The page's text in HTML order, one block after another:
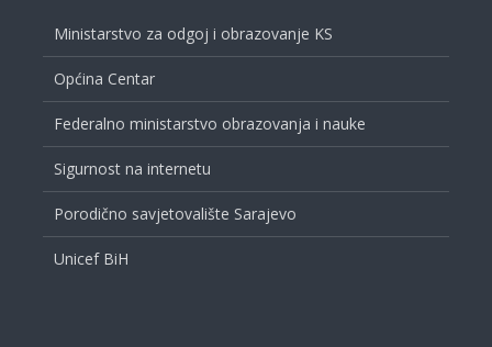
Ministarstvo za odgoj i obrazovanje KS
Općina Centar
Federalno ministarstvo obrazovanja i nauke
Sigurnost na internetu
Porodično savjetovalište Sarajevo
Unicef BiH